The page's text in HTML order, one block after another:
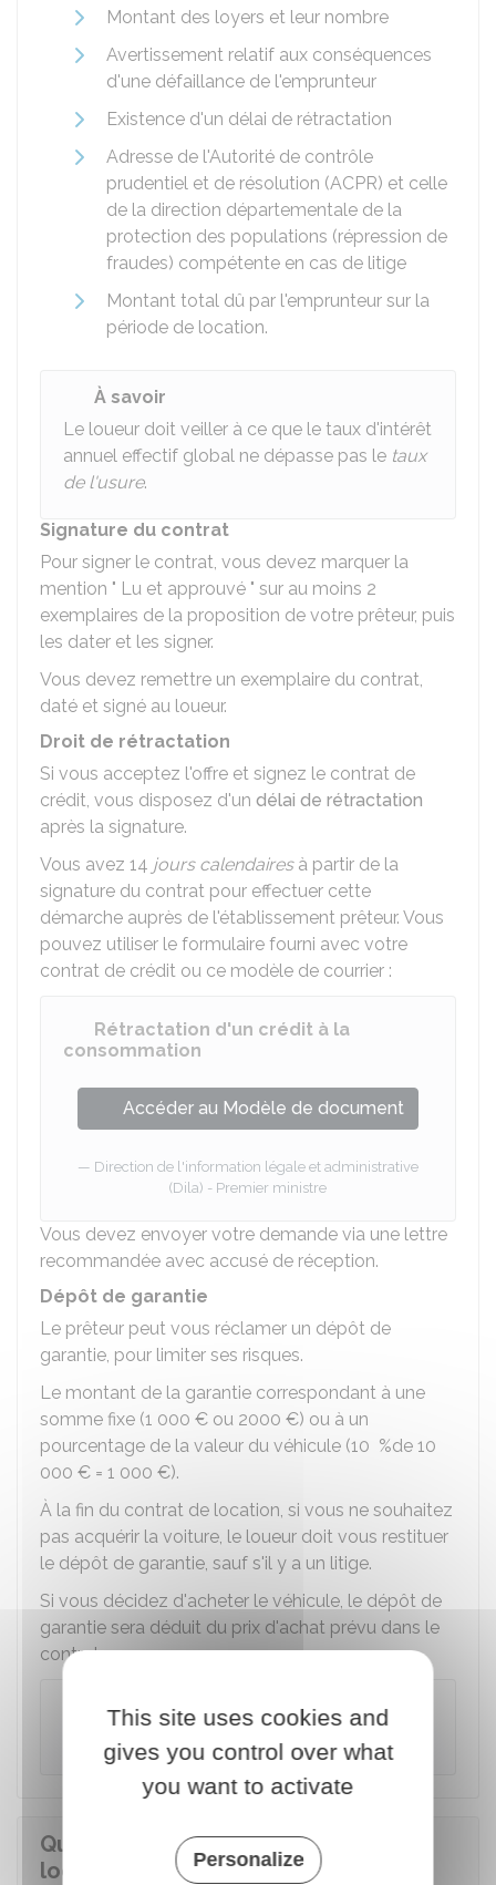
Montant des loyers et leur nombre
Avertissement relatif aux conséquences
d'une défaillance de l'emprunteur
Existence d'un délai de rétractation
Adresse de l'Autorité de contrôle
prudentiel et de résolution (ACPR) et celle
de la direction départementale de la
protection des populations (répression de
fraudes) compétente en cas de litige
Montant total dû par l'emprunteur sur la
période de location.
À savoir
Le loueur doit veiller à ce que le taux d'intérêt
annuel effectif global ne dépasse pas le taux
de l'usure.
Signature du contrat
Pour signer le contrat, vous devez marquer la
mention " Lu et approuvé " sur au moins 2
exemplaires de la proposition de votre prêteur, puis
les dater et les signer.
Vous devez remettre un exemplaire du contrat,
daté et signé au loueur.
Droit de rétractation
Si vous acceptez l'offre et signez le contrat de
crédit, vous disposez d'un délai de rétractation
après la signature.
Vous avez 14 jours calendairesà partir de la
signature du contrat pour effectuer cette
démarche auprès de l'établissement prêteur. Vous
pouvez utiliser le formulaire fourni avec votre
contrat de crédit ou ce modèle de courrier :
Rétractation d'un crédit à la
consommation
Accéder au Modèle de document
Direction de l'information légale et administrative
(Dila) - Premier ministre
Vous devez envoyer votre demande via une lettre
recommandée avec accusé de réception.
Dépôt de garantie
Le prêteur peut vous réclamer un dépôt de
garantie, pour limiter ses risques.
Le montant de la garantie correspondant à une
somme fixe (1 000 € ou 2000 €) ou à un
pourcentage de la valeur du véhicule (10 %de 10
000 € = 1 000 €).
À la fin du contrat de location, si vous ne souhaitez
pas acquérir la voiture, le loueur doit vous restituer
le dépôt de garantie, sauf s'il y a un litige.
Si vous décidez d'acheter le véhicule, le dépôt de
garantie sera déduit du prix d'achat prévu dans le
contrat.
À noter
Le dépôt de garantie ne produit pas d'intérêt.
Quelles sont les obligations du
locataire d'une LOA ?
This site uses cookies and
gives you control over what
you want to activate
Personalize